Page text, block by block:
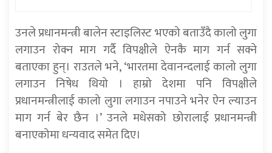
उनले प्रधानमन्त्री बालेन स्टाइलिस्ट भएको बताउँदै कालो लुगा
लगाउन रोक्न माग गर्दै विपक्षीले ऐनकै माग गर्न सक्ने
बताएका हुन्। राउतले भने, ‘भारतमा देवानन्दलाई कालो लुगा
लगाउन निषेध थियो । हाम्रो देशमा पनि विपक्षीले
प्रधानमन्त्रीलाई कालो लुगा लगाउन नपाउने भनेर ऐन ल्याउन
माग गर्न बेर छैन ।’ उनले मधेसको छोरालाई प्रधानमन्त्री
बनाएकोमा धन्यवाद समेत दिए।